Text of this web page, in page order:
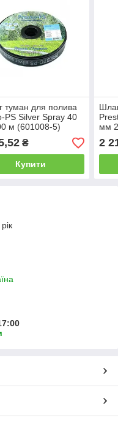
туман для полива
PS Silver Spray 40
м (601008-5)
₴
Купити
мм
2